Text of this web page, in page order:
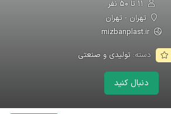
تهران - تهران
mizbanplast.ir
دسته:تولیدی و صنعتی
دنبال کنید